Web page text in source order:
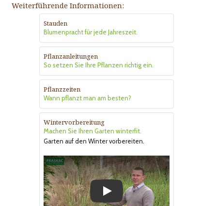
Weiterführende Informationen:
Stauden
Blumenpracht für jede Jahreszeit.
Pflanzanleitungen
So setzen Sie Ihre Pflanzen richtig ein.
Pflanzzeiten
Wann pflanzt man am besten?
Wintervorbereitung
Machen Sie Ihren Garten winterfit.
Garten auf den Winter vorbereiten.